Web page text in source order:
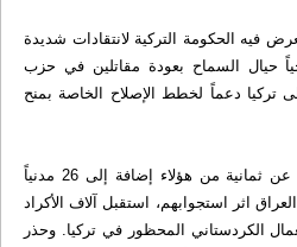
فيه الحكومة التركية لانتقادات شديدة
حيال السماح بعودة مقاتلين في حزب
تركيا دعماً لخطط الإصلاح الخاصة بمنح
وبعدما أفرجت السلطات التركية عن ثمانية من هؤلاء إضافة إلى 26 مدنياً
اثر استجوابهم، استقبل آلاف الأكراد
الكردستاني المحظور في تركيا. وحذر